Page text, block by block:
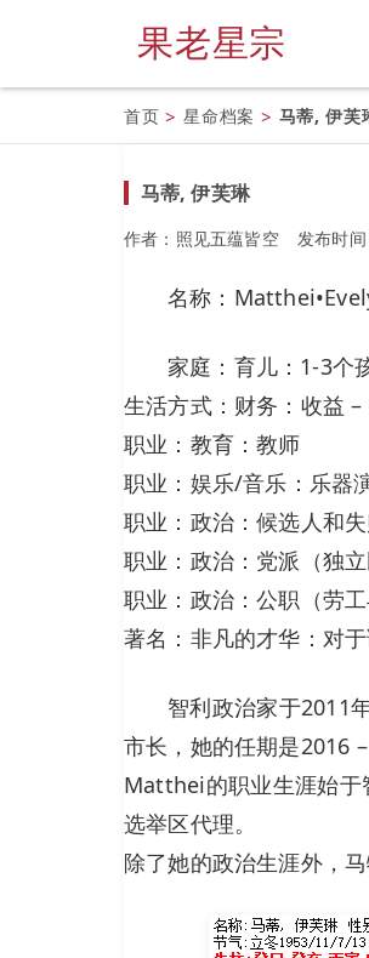
果老星宗
首页 > 星命档案 > 马蒂, 伊芙
马蒂, 伊芙琳
作者：照见五蕴皆空 发布时
名称：
家庭：育儿：1-3个
生活方式：财务：收益
职业：教育：教师
职业：娱乐/音乐：乐器
职业：政治：候选人和
职业：政治：党派（独立
职业：政治：公职（劳
著名：非凡的才华：对
智利政治家于2011
市长，她的任期是2016 –
Matthei的职业生涯始于
选举区代理。
除了她的政治生涯外，